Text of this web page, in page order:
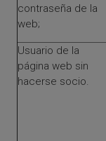
contraseña de la
web;
Usuario de la
página web sin
hacerse socio.